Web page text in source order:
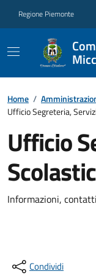
Regione Piemonte
Home /
Ufficio Segreteria,
Ufficio
Informazioni,
Condividi